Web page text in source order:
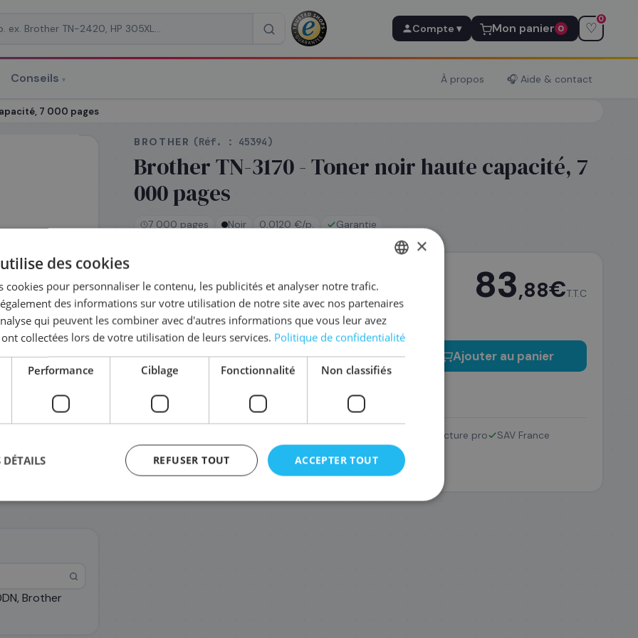
Compte ▾ Mon panier 0 ♡
0
Conseils ▾ À propos 🎧 Aide & contact
7 000 pages
Brother
BROTHER (Réf. : 45394)
Brother TN-3170 - Toner noir haute capacité, 7
000 pages
7 000 pages Noir 0,0120 €/p. Garantie
Expédié le jour même —
commandez avant 14h
Coût par impression :0,0120 €
83,88€T.T.C
− + Ajouter au panier
Complétez la sérieTN-3170
139,08 €
Facture pro SAV France
ENGLISH
×
des cookies
cookies pour personnaliser le contenu, les publicités et analyser notre trafic.
des informations sur votre utilisation de notre site avec nos partenaires
qui peuvent les combiner avec d'autres informations que vous leur avez
collectées lors de votre utilisation de leurs services. Politique de confidentialité
Performance Ciblage Fonctionnalité Non classifiés
ACCEPTER TOUT
REFUSER TOUT
DÉTAILS